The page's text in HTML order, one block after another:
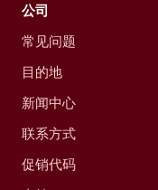
公司
常见问题
目的地
新闻中心
联系方式
促销代码